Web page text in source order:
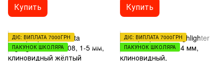
Купить Купить
ДІЄ: ВИПЛАТА 7000ГРН
ПАКУНОК ШКОЛЯРА
ДІЄ: ВИПЛАТА 7000ГРН
ПАКУНОК ШКОЛЯРА